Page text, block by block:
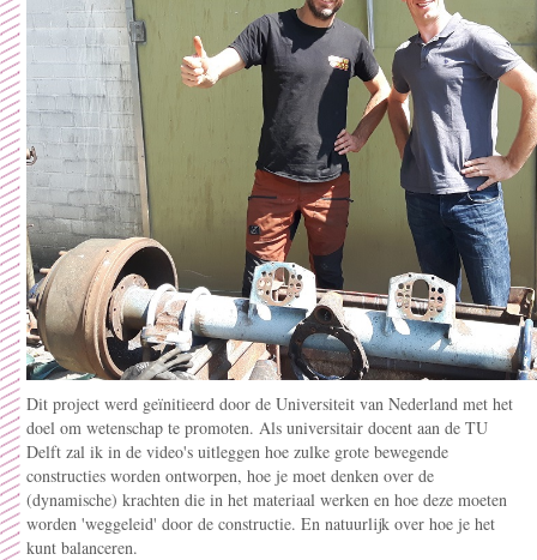
Dit project werd geïnitieerd door de Universiteit van Nederland met het
doel om wetenschap te promoten. Als universitair docent aan de TU
Delft zal ik in de video's uitleggen hoe zulke grote bewegende
constructies worden ontworpen, hoe je moet denken over de
(dynamische) krachten die in het materiaal werken en hoe deze moeten
worden 'weggeleid' door de constructie. En natuurlijk over hoe je het
kunt balanceren.